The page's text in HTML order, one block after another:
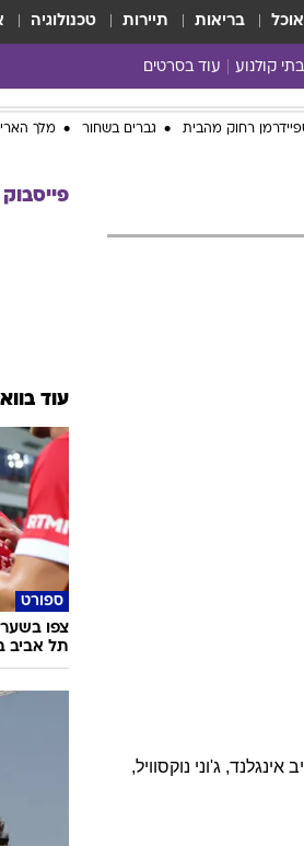
אוכל בריאות תיירות טכנולוגיה
בתי קולנוע עוד בסרטים
כל הסרטים
רחוק מהבית גברים בשחור מלך
אינגלנד, ג'וני נוקסוויל,
פייסבוק
עוד
ספורט
צפו
תל אביב